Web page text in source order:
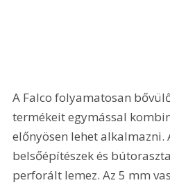
A Falco folyamatosan
termékeit egymással
előnyösen lehet alkalmazni.
belsőépítészek és
perforált lemez. Az 5 mm